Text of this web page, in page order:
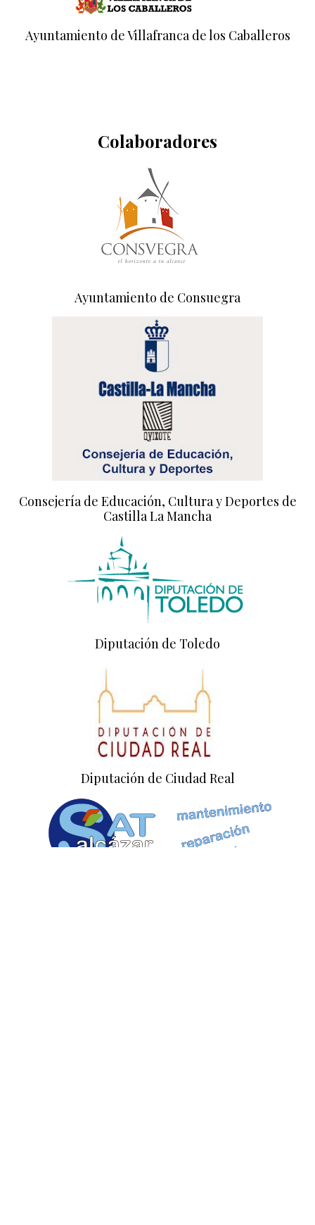
Ayuntamiento de Villafranca de los Caballeros
Colaboradores
Ayuntamiento de Consuegra
Consejería de Educación, Cultura y Deportes de
Castilla La Mancha
Diputación de Toledo
Diputación de Ciudad Real